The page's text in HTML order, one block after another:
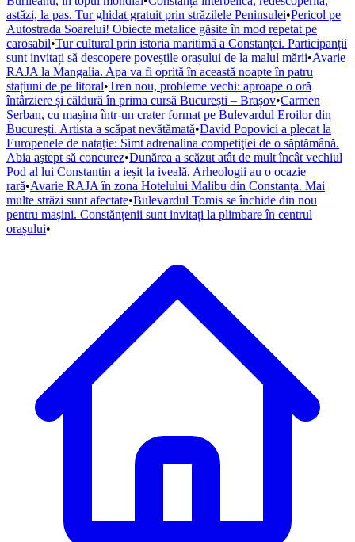
astăzi, la pas. Tur ghidat gratuit prin străzilele Peninsulei•Pericol pe
Autostrada Soarelui! Obiecte metalice găsite în mod repetat pe
carosabil•Tur cultural prin istoria maritimă a Constanței. Participanții
sunt invitați să descopere poveștile orașului de la malul mării•Avarie
RAJA la Mangalia. Apa va fi oprită în această noapte în patru
stațiuni de pe litoral•Tren nou, probleme vechi: aproape o oră
întârziere și căldură în prima cursă București – Brașov•Carmen
Șerban, cu mașina într-un crater format pe Bulevardul Eroilor din
București. Artista a scăpat nevătămată•David Popovici a plecat la
Europenele de nataţie: Simt adrenalina competiţiei de o săptămână.
Abia aştept să concurez•Dunărea a scăzut atât de mult încât vechiul
Pod al lui Constantin a ieșit la iveală. Arheologii au o ocazie
rară•Avarie RAJA în zona Hotelului Malibu din Constanța. Mai
multe străzi sunt afectate•Bulevardul Tomis se închide din nou
pentru mașini. Constănțenii sunt invitați la plimbare în centrul
orașului•